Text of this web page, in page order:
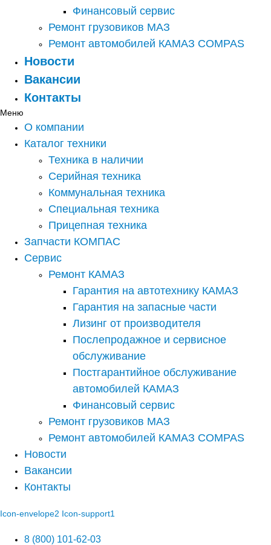
Финансовый сервис
Ремонт грузовиков МАЗ
Ремонт автомобилей КАМАЗ COMPAS
Новости
Вакансии
Контакты
Меню
О компании
Каталог техники
Техника в наличии
Серийная техника
Коммунальная техника
Специальная техника
Прицепная техника
Запчасти КОМПАС
Сервис
Ремонт КАМАЗ
Гарантия на автотехнику КАМАЗ
Гарантия на запасные части
Лизинг от производителя
Послепродажное и сервисное
обслуживание
Постгарантийное обслуживание
автомобилей КАМАЗ
Финансовый сервис
Ремонт грузовиков МАЗ
Ремонт автомобилей КАМАЗ COMPAS
Новости
Вакансии
Контакты
Icon-envelope2 Icon-support1
8 (800) 101-62-03